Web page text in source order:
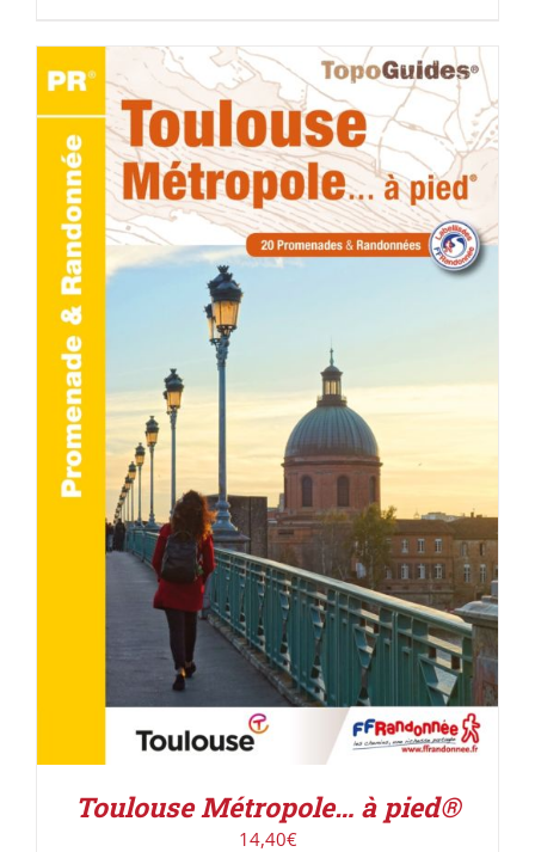
ACHETER LE PRODUIT / DÉTAILS
Toulouse Métropole… à pied®
14,40€